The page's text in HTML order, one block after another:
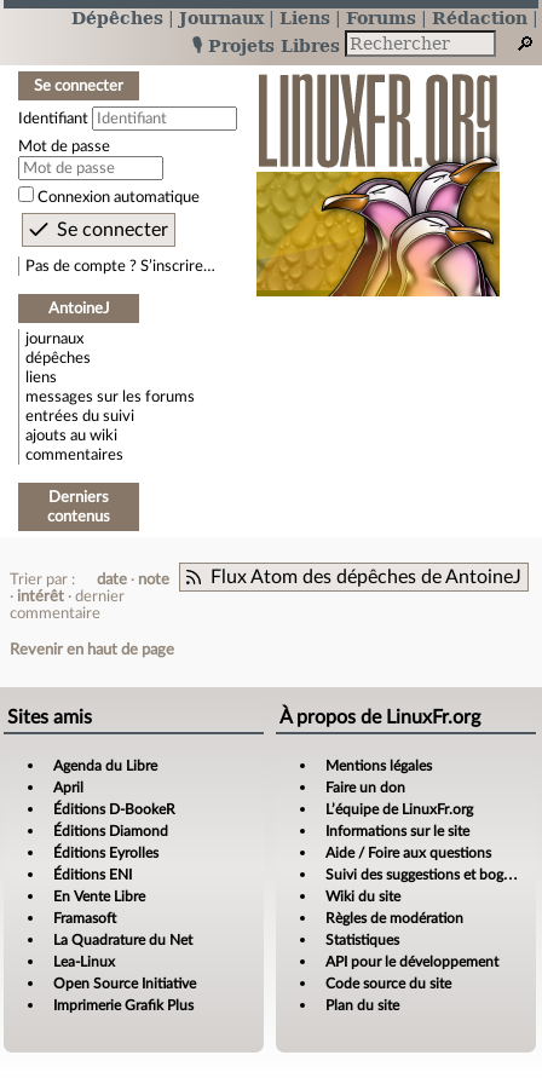
Dépêches Journaux Liens Forums
Rédaction
🎙️ Projets Libres
Se connecter
Identifiant
Mot de passe
Connexion automatique
Pas de compte ? S’inscrire…
AntoineJ
journaux
dépêches
liens
messages sur les forums
entrées du suivi
ajouts au wiki
commentaires
Derniers
contenus
Flux Atom des dépêches de AntoineJ
Trier par : date
note
intérêt
dernier
commentaire
Revenir en haut de page
Sites amis
Agenda du Libre
April
Éditions D-BookeR
Éditions Diamond
Éditions Eyrolles
Éditions ENI
En Vente Libre
Framasoft
La Quadrature du Net
Lea-Linux
Open Source Initiative
Imprimerie Grafik Plus
À propos de LinuxFr.org
Mentions légales
Faire un don
L’équipe de LinuxFr.org
Informations sur le site
Aide / Foire aux questions
Suivi des suggestions et bogues
Wiki du site
Règles de modération
Statistiques
API pour le développement
Code source du site
Plan du site